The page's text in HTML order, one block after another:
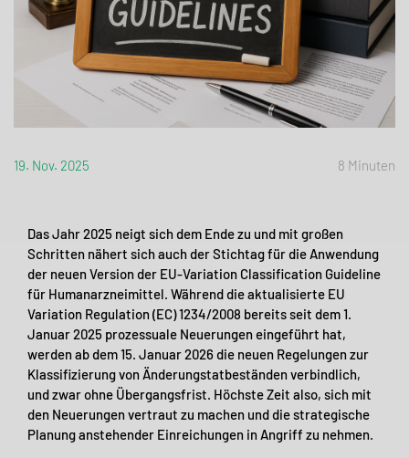
19. Nov. 2025 8 Minuten
Das Jahr 2025 neigt sich dem Ende zu und mit großen
Schritten nähert sich auch der Stichtag für die Anwendung
der neuen Version der EU-Variation Classification Guideline
für Humanarzneimittel. Während die aktualisierte EU
Variation Regulation (EC) 1234/2008 bereits seit dem 1.
Januar 2025 prozessuale Neuerungen eingeführt hat,
werden ab dem 15. Januar 2026 die neuen Regelungen zur
Klassifizierung von Änderungstatbeständen verbindlich,
und zwar ohne Übergangsfrist. Höchste Zeit also, sich mit
den Neuerungen vertraut zu machen und die strategische
Planung anstehender Einreichungen in Angriff zu nehmen.